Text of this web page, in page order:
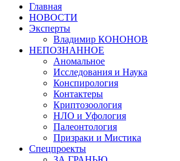
Главная
НОВОСТИ
Эксперты
Владимир КОНОНОВ
НЕПОЗНАННОЕ
Аномальное
Исследования и Наука
Конспирология
Контактеры
Криптозоология
НЛО и Уфология
Палеонтология
Призраки и Мистика
Спецпроекты